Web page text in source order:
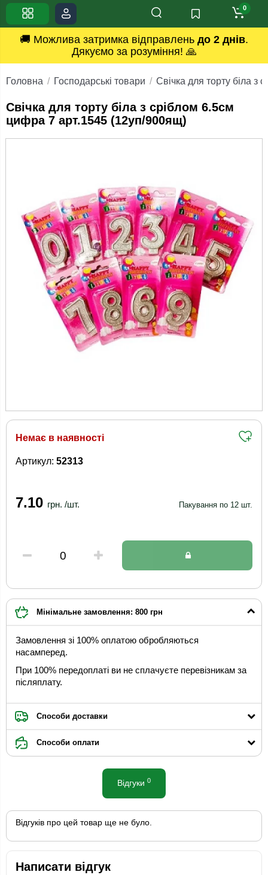
🚚 Можлива затримка відправлень до 2 днів.
Дякуємо за розуміння! 🙏
0
Головна Господарські товари Свічка для торту біла
Свічка для торту біла з сріблом 6.5см
цифра 7 арт.1545 (12уп/900ящ)
Немає в наявності
Артикул: 52313
7.10 грн. /шт. Пакування по 12 шт.
Мінімальне замовлення: 800 грн
Замовлення зі 100% оплатою обробляються
насамперед.
При 100% передоплаті ви не сплачуєте перевізникам за
післяплату.
Способи доставки
Способи оплати
Відгуки 0
Відгуків про цей товар ще не було.
Написати відгук